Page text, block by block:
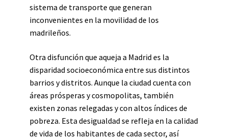
sistema de transporte que generan
inconvenientes en la movilidad de los
madrileños.
Otra disfunción que aqueja a Madrid es la
disparidad socioeconómica entre sus distintos
barrios y distritos. Aunque la ciudad cuenta con
áreas prósperas y cosmopolitas, también
existen zonas relegadas y con altos índices de
pobreza. Esta desigualdad se refleja en la calidad
de vida de los habitantes de cada sector, así